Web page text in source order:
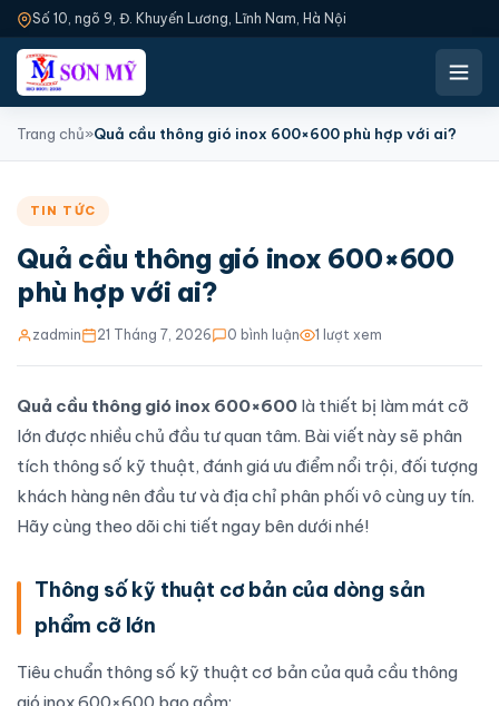
Số 10, ngõ 9, Đ. Khuyến Lương, Lĩnh Nam, Hà Nội
Trang chủ»Quả cầu thông gió inox 600×600 phù hợp với ai?
TIN TỨC
Quả cầu thông gió inox 600×600
phù hợp với ai?
zadmin 21 Tháng 7, 2026 0 bình luận 1 lượt xem
Quả cầu thông gió inox 600×600 là thiết bị làm mát cỡ
lớn được nhiều chủ đầu tư quan tâm. Bài viết này sẽ phân
tích thông số kỹ thuật, đánh giá ưu điểm nổi trội, đối tượng
khách hàng nên đầu tư và địa chỉ phân phối vô cùng uy tín.
Hãy cùng theo dõi chi tiết ngay bên dưới nhé!
Thông số kỹ thuật cơ bản của dòng sản
phẩm cỡ lớn
Tiêu chuẩn thông số kỹ thuật cơ bản của quả cầu thông